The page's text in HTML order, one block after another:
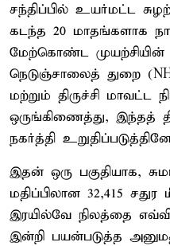
சந்திப்பில் உயர்மட்ட
கடந்த 20 மாதங்களாக
மேற்கொண்ட முயற்சியின்
நெடுஞ்சாலைத் துறை
மற்றும் திருச்சி மாவட்ட
ஒருங்கிணைத்து, இந்தத்
நகர்த்தி
இதன் ஒரு பகுதியாக,
மதிப்பிலான 32,415
இரயில்வே நிலத்தை
இன்றி பயன்படுத்த